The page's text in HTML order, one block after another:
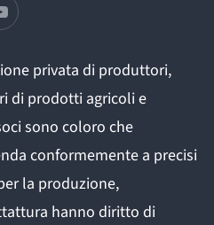
privata di produttori,
di prodotti agricoli e
sono coloro che
conformemente a precisi
la produzione,
hanno diritto di